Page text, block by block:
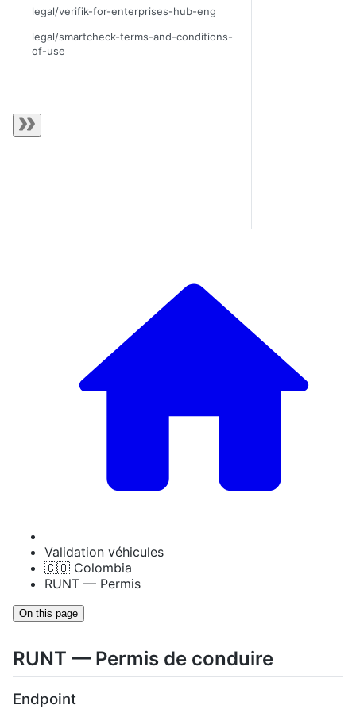
legal/verifik-for-enterprises-hub-eng
legal/smartcheck-terms-and-conditions-
of-use
Validation véhicules
🇨🇴 Colombia
RUNT — Permis
On this page
RUNT — Permis de conduire
Endpoint